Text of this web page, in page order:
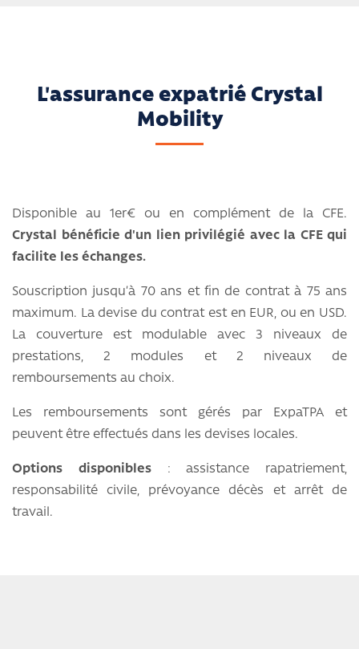
L'assurance expatrié Crystal
Mobility
Disponible au 1er€ ou en complément de la CFE.
Crystal bénéficie d'un lien privilégié avec la CFE qui
facilite les échanges.
Souscription jusqu’à 70 ans et fin de contrat à 75 ans
maximum. La devise du contrat est en EUR, ou en USD.
La couverture est modulable avec 3 niveaux de
prestations, 2 modules et 2 niveaux de
remboursements au choix.
Les remboursements sont gérés par ExpaTPA et
peuvent être effectués dans les devises locales.
Options disponibles: assistance rapatriement,
responsabilité civile, prévoyance décès et arrêt de
travail.